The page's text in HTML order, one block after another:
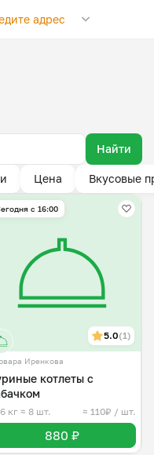
адрес
Найти
Цена Вкусовые
с 16:00
5.0(1)
Иренкова
котлеты с
кг ≈ 8 шт. ≈ 110₽ / шт.
880 ₽